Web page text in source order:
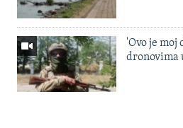
'Ovo je
dronovima